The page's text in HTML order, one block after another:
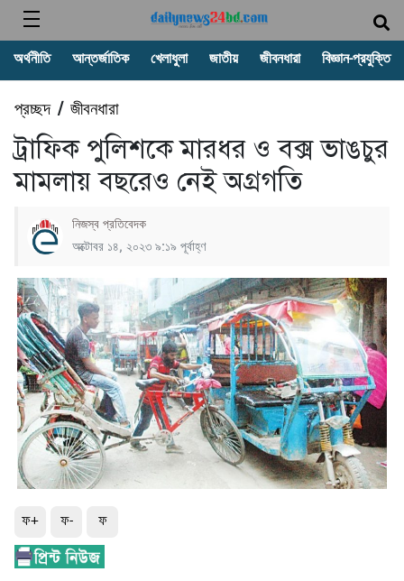
অর্থনীতি আন্তর্জাতিক খেলাধুলা জাতীয় জীবনধারা বিজ্ঞান-প্রযুক্তি
প্রচ্ছদ/ জীবনধারা
ট্রাফিক পুলিশকে মারধর ও বক্স ভাঙচুর
মামলায় বছরেও নেই অগ্রগতি
নিজস্ব প্রতিবেদক
অক্টোবর ১৪, ২০২৩ ৯:১৯ পূর্বাহ্ণ
ফ+ ফ- ফ